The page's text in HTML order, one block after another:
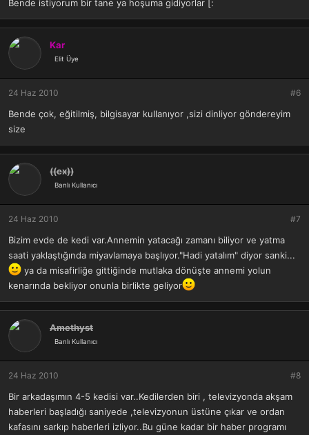
Bende istiyorum bir tane ya hoşuma gidiyorlar [:
Kar
Elit Üye
24 Haz 2010 #6
Bende çok, eğitilmiş, bilgisayar kullanıyor ,sizi dinliyor göndereyim
size
((ex))
Banlı Kullanıcı
24 Haz 2010 #7
Bizim evde de kedi var.Annemin yatacağı zamanı biliyor ve yatma
saati yaklaştığında miyavlamaya başlıyor."Hadi yatalım" diyor sanki...
ya da misafirliğe gittiğinde mutlaka dönüşte annemi yolun
kenarında bekliyor onunla birlikte geliyor
Amethyst
Banlı Kullanıcı
24 Haz 2010 #8
Bir arkadaşımın 4-5 kedisi var..Kedilerden biri , televizyonda akşam
haberleri başladığı saniyede ,televizyonun üstüne çıkar ve ordan
kafasını sarkıp haberleri izliyor..Bu güne kadar bir haber programı